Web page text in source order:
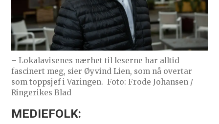
– Lokalavisenes nærhet til leserne har alltid
fascinert meg, sier Øyvind Lien, som nå overtar
som toppsjef i Varingen. Foto: Frode Johansen /
Ringerikes Blad
MEDIEFOLK: